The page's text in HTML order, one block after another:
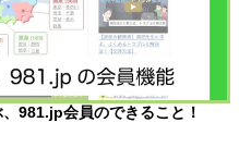
981.jp会員のできること！